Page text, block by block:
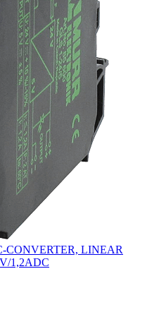
CONVERTER, LINEAR
1,2ADC